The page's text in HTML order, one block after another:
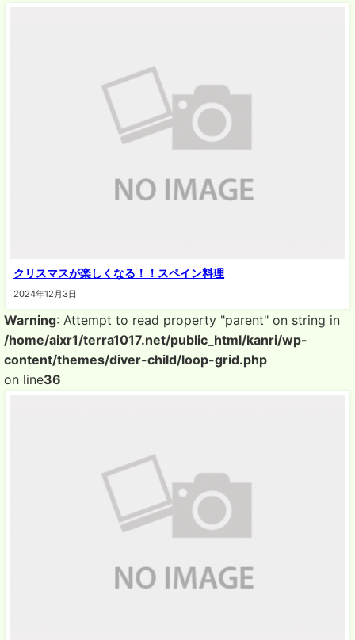
クリスマスが楽しくなる！！スペイン料理
2024年12月3日
Warning: Attempt to read property "parent" on string in
/home/aixr1/terra1017.net/public_html/kanri/wp-
content/themes/diver-child/loop-grid.php
on line36